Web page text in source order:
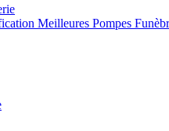
Meilleures Pompes